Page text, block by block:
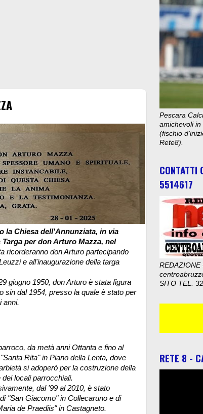
la Chiesa dell'Annunziata, in via
per don Arturo Mazza, nel
ricorderanno don Arturo partecipando
e all'inaugurazione della targa
giugno 1950, don Arturo è stata figura
sin dal 1954, presso la quale è stato per
anni.
da metà anni Ottanta e fino al
Rita" in Piano della Lenta, dove
si adoperò per la costruzione della
dei locali parrocchiali.
dal '99 al 2010, è stato
"San Giacomo" in Collecaruno e di
de Praediis" in Castagneto.
Pescara
amichevoli in
(fischio
Rete8).
CONTATTI
5514617
REDAZIONE
SITO TEL.
RETE 8 -